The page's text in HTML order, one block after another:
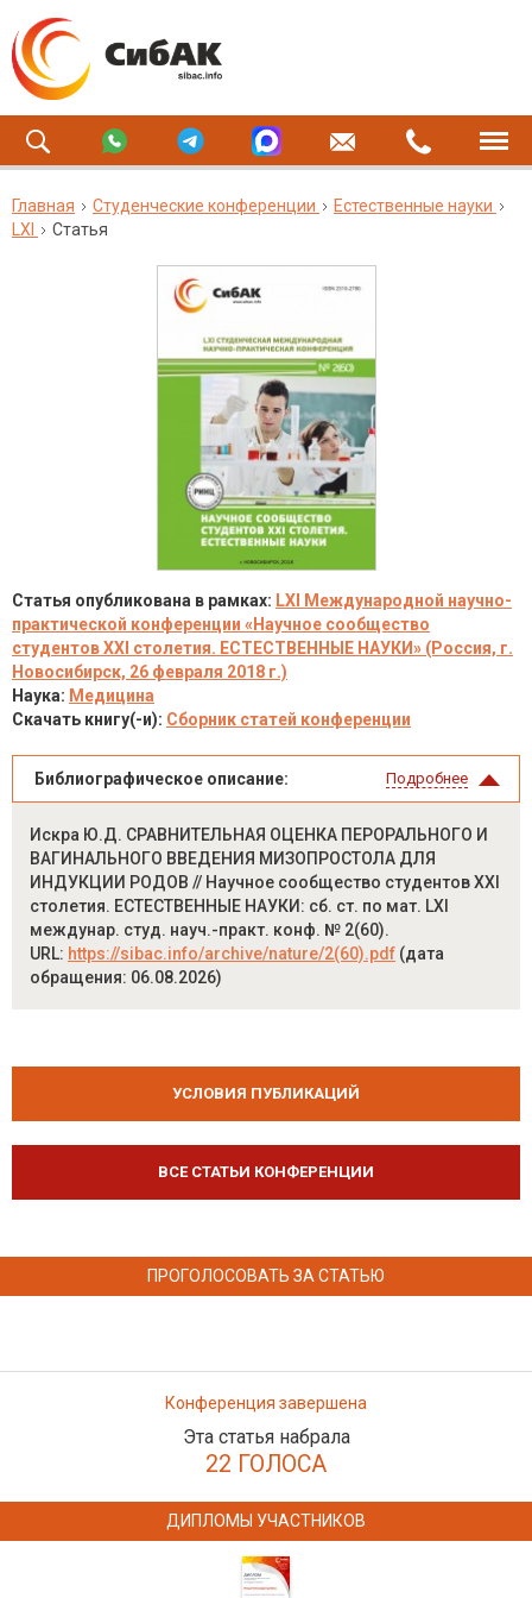
Главная Студенческие конференции
Естественные науки
LXI
Статья
Статья опубликована в рамках: LXI Международной научно-
практической конференции «Научное сообщество
студентов XXI столетия. ЕСТЕСТВЕННЫЕ НАУКИ» (Россия, г.
Новосибирск, 26 февраля 2018 г.)
Наука: Медицина
Скачать книгу(-и): Сборник статей конференции
Библиографическое описание: Подробнее
Искра Ю.Д. СРАВНИТЕЛЬНАЯ ОЦЕНКА ПЕРОРАЛЬНОГО И
ВАГИНАЛЬНОГО ВВЕДЕНИЯ МИЗОПРОСТОЛА ДЛЯ
ИНДУКЦИИ РОДОВ // Научное сообщество студентов XXI
столетия. ЕСТЕСТВЕННЫЕ НАУКИ: сб. ст. по мат. LXI
междунар. студ. науч.-практ. конф. № 2(60).
URL: https://sibac.info/archive/nature/2(60).pdf (дата
обращения: 06.08.2026)
УСЛОВИЯ ПУБЛИКАЦИЙ
ВСЕ СТАТЬИ КОНФЕРЕНЦИИ
ПРОГОЛОСОВАТЬ ЗА СТАТЬЮ
Конференция завершена
Эта статья набрала
22 ГОЛОСА
ДИПЛОМЫ УЧАСТНИКОВ